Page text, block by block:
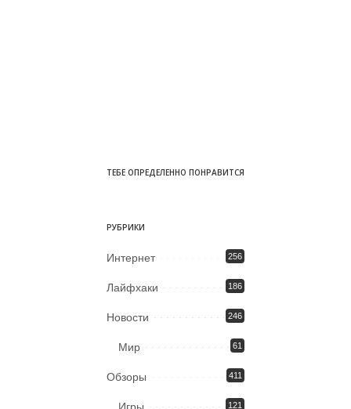
ТЕБЕ ОПРЕДЕЛЕННО ПОНРАВИТСЯ
РУБРИКИ
Интернет 256
Лайфхаки 186
Новости 246
Мир 61
Обзоры 411
Игры 121